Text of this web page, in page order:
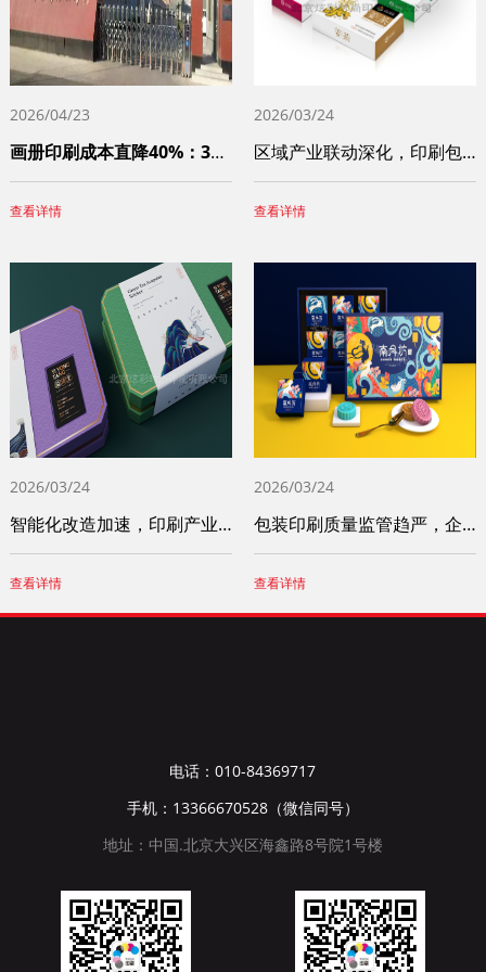
2026/04/23
画册印刷成本直降40%：3个被90%中小
查看详情
2026/03/24
区域产业联动深化，印刷包装服务网络不断完
查看详情
2026/03/24
智能化改造加速，印刷产业竞争力稳步提升
查看详情
2026/03/24
包装印刷质量监管趋严，企业诚信体系建设成
查看详情
电话：010-84369717
手机：13366670528（微信同号）
地址：中国.北京大兴区海鑫路8号院1号楼